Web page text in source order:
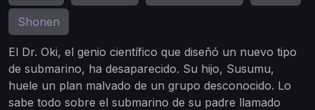
Shonen
El Dr. Oki, el genio científico que diseñó un nuevo tipo
de submarino, ha desaparecido. Su hijo, Susumu,
huele un plan malvado de un grupo desconocido. Lo
sabe todo sobre el submarino de su padre llamado